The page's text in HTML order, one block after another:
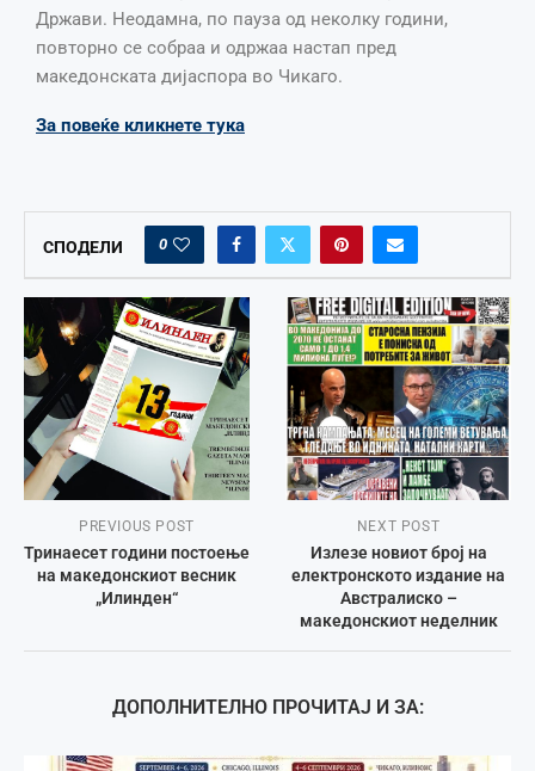
Држави. Неодамна, по пауза од неколку години,
повторно се собраа и одржаа настап пред
македонската дијаспора во Чикаго.
За повеќе кликнете тука
СПОДЕЛИ 0
PREVIOUS POST
Тринаесет години постоење
на македонскиот весник
„Илинден“
NEXT POST
Излезе новиот број на
електронското издание на
Австралиско –
македонскиот неделник
ДОПОЛНИТЕЛНО ПРОЧИТАЈ И ЗА: